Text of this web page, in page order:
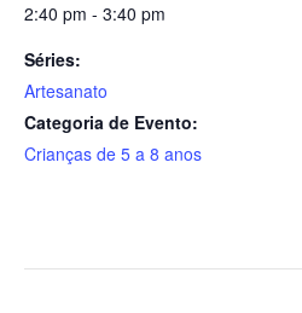
2:40 pm - 3:40 pm
Séries:
Artesanato
Categoria de Evento:
Crianças de 5 a 8 anos